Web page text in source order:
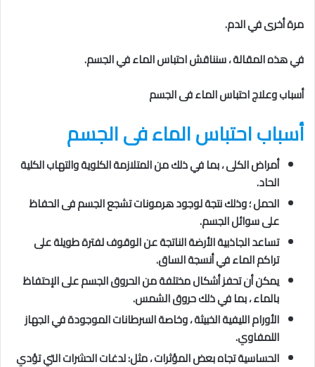
مرة أخرى في الدم.
في هذه المقالة ، سنناقش احتباس الماء في الجسم.
أسباب وعلاج احتباس الماء فى الجسم
أسباب احتباس الماء فى الجسم
أمراض الكلى ، بما في ذلك من المتلازمة الكلوية والتهاب الكلية
الحاد.
الحمل ؛ وذلك نتجة لوجود هرمونات تشجع الجسم فى الحفاظ
على سوائل الجسم.
تساعد الجاذبية الأرضة الناتجة عن الوقوف لفترة طويلة على
تراكم الماء في أنسجة الساق.
يمكن أن تحفز أشكال مختلفة من الحروق الجسم على الإحتفاظ
بالماء ، بما في ذلك حروق الشمس.
الأورام الليفية الخبيثة ، وخاصة السرطانات الموجودة في الجهاز
اللمفاوي.
الحساسية تجاه بعض المؤثرات ، مثل: لدغات الحشرات التي تؤدي